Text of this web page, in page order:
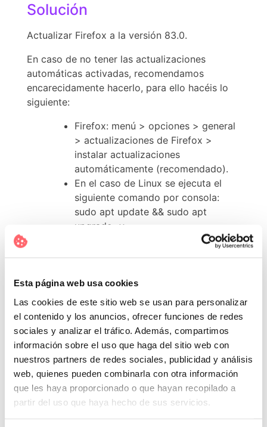
Esta página web usa cookies
Las cookies de este sitio web se usan para personalizar
el contenido y los anuncios, ofrecer funciones de redes
sociales y analizar el tráfico. Además, compartimos
información sobre el uso que haga del sitio web con
nuestros partners de redes sociales, publicidad y análisis
web, quienes pueden combinarla con otra información
que les haya proporcionado o que hayan recopilado a
partir del uso que haya hecho de sus servicios.
Solución
Actualizar Firefox a la versión 83.0.
En caso de no tener las actualizaciones
automáticas activadas, recomendamos
encarecidamente hacerlo, para ello hacéis lo
siguiente:
Firefox: menú > opciones > general
> actualizaciones de Firefox >
instalar actualizaciones
automáticamente (recomendado).
En el caso de Linux se ejecuta el
siguiente comando por consola:
sudo apt update && sudo apt
upgrade -y
Referencias
InformaciónMozilla.
Información CVE-2020-26951
(Common Vulnerabilities and
Exposures).
InformaciónCVE-2020-26952
(Common Vulnerabilities and
Exposures).